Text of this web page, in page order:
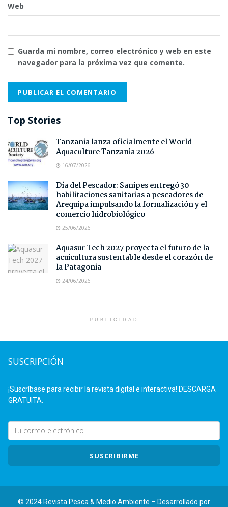
Web
Guarda mi nombre, correo electrónico y web en este
navegador para la próxima vez que comente.
Top Stories
Tanzania lanza oficialmente el World
Aquaculture Tanzania 2026
16/07/2026
Día del Pescador: Sanipes entregó 30
habilitaciones sanitarias a pescadores de
Arequipa impulsando la formalización y el
comercio hidrobiológico
25/06/2026
Aquasur Tech 2027 proyecta el futuro de la
acuicultura sustentable desde el corazón de
la Patagonia
24/06/2026
PUBLICIDAD
SUSCRIPCIÓN
¡Suscríbase para recibir la revista digital e interactiva! DESCARGA
GRATUITA.
SUSCRIBIRME
© 2024 Revista Pesca & Medio Ambiente – Desarrollado por